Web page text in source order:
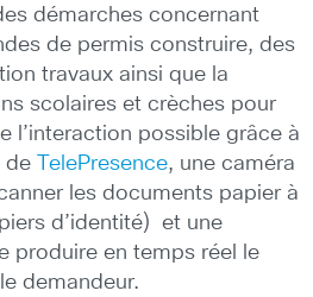
démarches concernant
de permis construire, des
travaux ainsi que la
scolaires et crèches pour
l’interaction possible grâce à
de
TelePresence, une caméra
les documents papier à
d’identité) et une
produire en temps réel le
demandeur.